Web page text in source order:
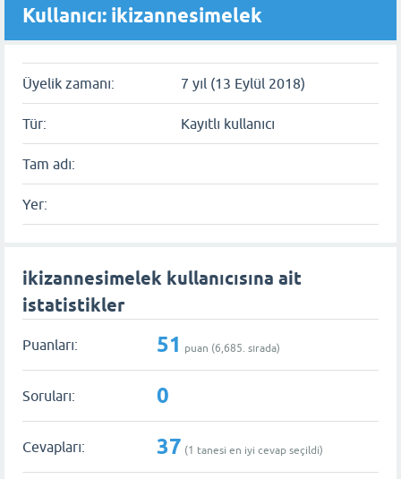
Kullanıcı: ikizannesimelek
Üyelik zamanı: 7 yıl (13 Eylül 2018)
Tür: Kayıtlı kullanıcı
Tam adı:
Yer:
ikizannesimelek kullanıcısına ait
istatistikler
Puanları: 51 puan (6,685. sırada)
Soruları: 0
Cevapları: 37 (1 tanesi en iyi cevap seçildi)